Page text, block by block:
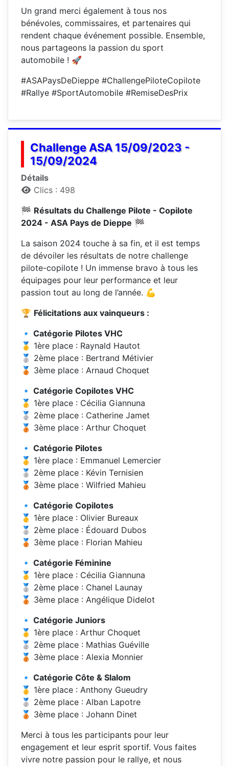
Un grand merci également à tous nos
bénévoles, commissaires, et partenaires qui
rendent chaque événement possible. Ensemble,
nous partageons la passion du sport
automobile ! 🚀
#ASAPaysDeDieppe #ChallengePiloteCopilote
#Rallye #SportAutomobile #RemiseDesPrix
Challenge ASA 15/09/2023 -
15/09/2024
Détails
Clics : 498
🏁 Résultats du Challenge Pilote - Copilote
2024 - ASA Pays de Dieppe 🏁
La saison 2024 touche à sa fin, et il est temps
de dévoiler les résultats de notre challenge
pilote-copilote ! Un immense bravo à tous les
équipages pour leur performance et leur
passion tout au long de l’année. 💪
🏆 Félicitations aux vainqueurs :
🔹 Catégorie Pilotes VHC
🥇 1ère place : Raynald Hautot
🥈 2ème place : Bertrand Métivier
🥉 3ème place : Arnaud Choquet
🔹 Catégorie Copilotes VHC
🥇 1ère place : Cécilia Giannuna
🥈 2ème place : Catherine Jamet
🥉 3ème place : Arthur Choquet
🔹 Catégorie Pilotes
🥇 1ère place : Emmanuel Lemercier
🥈 2ème place : Kévin Ternisien
🥉 3ème place : Wilfried Mahieu
🔹 Catégorie Copilotes
🥇 1ère place : Olivier Bureaux
🥈 2ème place : Édouard Dubos
🥉 3ème place : Florian Mahieu
🔹 Catégorie Féminine
🥇 1ère place : Cécilia Giannuna
🥈 2ème place : Chanel Launay
🥉 3ème place : Angélique Didelot
🔹 Catégorie Juniors
🥇 1ère place : Arthur Choquet
🥈 2ème place : Mathias Guéville
🥉 3ème place : Alexia Monnier
🔹 Catégorie Côte & Slalom
🥇 1ère place : Anthony Gueudry
🥈 2ème place : Alban Lapotre
🥉 3ème place : Johann Dinet
Merci à tous les participants pour leur
engagement et leur esprit sportif. Vous faites
vivre notre passion pour le rallye, et nous